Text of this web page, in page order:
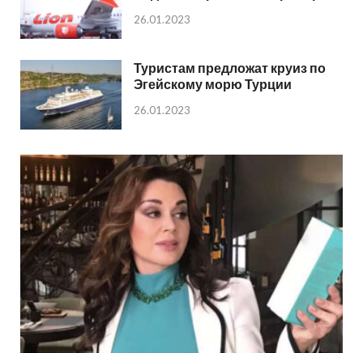
26.01.2023
Туристам предложат круиз по
Эгейскому морю Турции
26.01.2023